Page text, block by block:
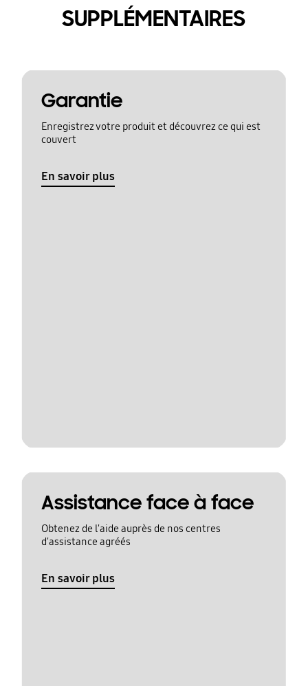
SUPPLÉMENTAIRES
Garantie
Enregistrez votre produit et découvrez ce qui est
couvert
En savoir plus
Assistance face à face
Obtenez de l'aide auprès de nos centres
d'assistance agréés
En savoir plus